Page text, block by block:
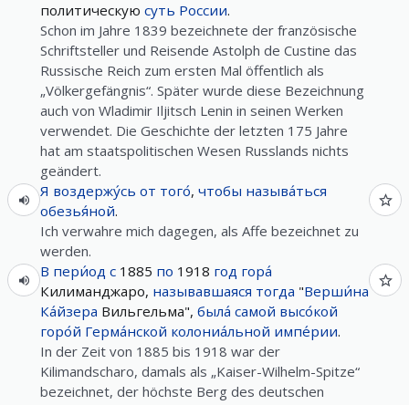
политическую суть России.
Schon im Jahre 1839 bezeichnete der französische
Schriftsteller und Reisende Astolph de Custine das
Russische Reich zum ersten Mal öffentlich als
„Völkergefängnis“. Später wurde diese Bezeichnung
auch von Wladimir Iljitsch Lenin in seinen Werken
verwendet. Die Geschichte der letzten 175 Jahre
hat am staatspolitischen Wesen Russlands nichts
geändert.
Я воздержу́сь от того́, чтобы называ́ться
обезья́ной.
Ich verwahre mich dagegen, als Affe bezeichnet zu
werden.
В пери́од с 1885 по 1918 год гора́
Килиманджаро, называвшаяся тогда "Верши́на
Ка́йзера Вильгельма", была́ самой высо́кой
горо́й Герма́нской колониа́льной импе́рии.
In der Zeit von 1885 bis 1918 war der
Kilimandscharo, damals als „Kaiser-Wilhelm-Spitze“
bezeichnet, der höchste Berg des deutschen